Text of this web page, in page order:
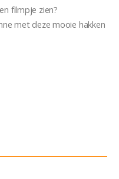
filmpje zien?
met deze mooie hakken